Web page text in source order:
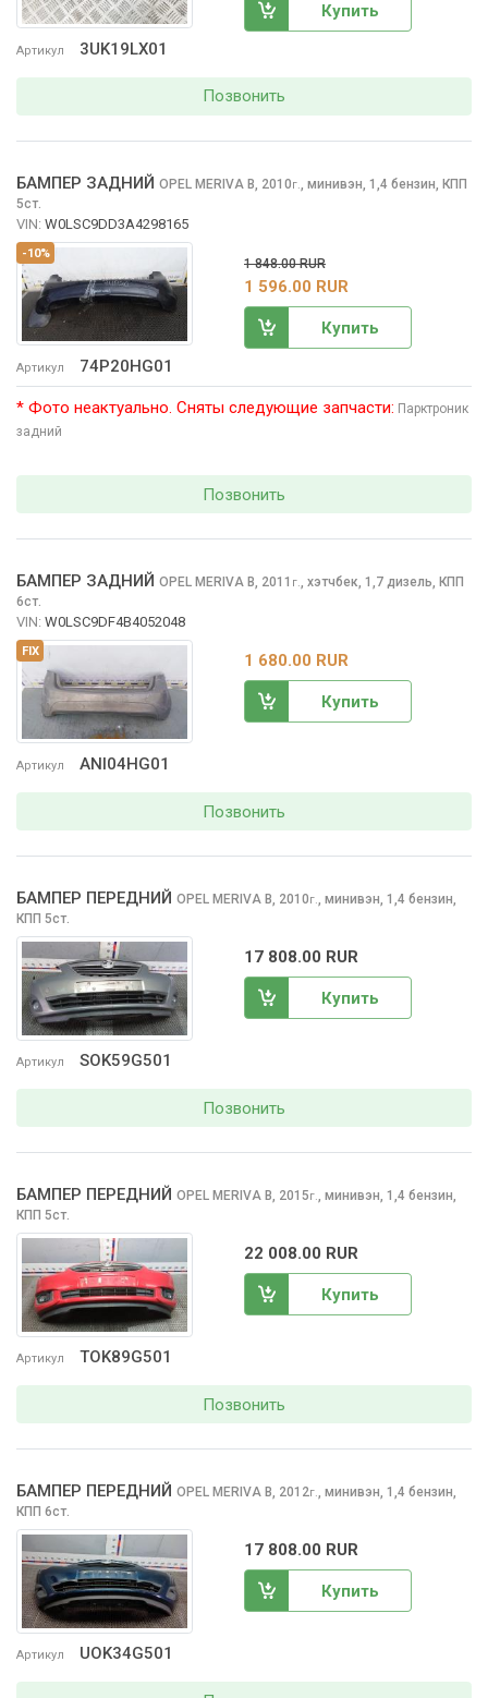
Артикул 3UK19LX01
Купить
Позвонить
-10%
Артикул 74P20HG01
БАМПЕР ЗАДНИЙ OPEL MERIVA B, 2010г.
минивэн, 1,4 бензин, КПП
5ст.
VIN: W0LSC9DD3A4298165
1 848.00 RUR
1 596.00 RUR
Купить
* Фото неактуально. Сняты следующие запчасти: Парктроник
задний
Позвонить
FIX
Артикул ANI04HG01
БАМПЕР ЗАДНИЙ OPEL MERIVA B, 2011 г. хэтчбек, 1,7 дизель, КПП
6ст.
VIN: W0LSC9DF4B4052048
1 680.00 RUR
Купить
Позвонить
Артикул SOK59G501
БАМПЕР ПЕРЕДНИЙ OPEL MERIVA B, 2010г. минивэн, 1,4 бензин,
КПП 5ст.
17 808.00 RUR
Купить
Позвонить
Артикул TOK89G501
БАМПЕР ПЕРЕДНИЙ OPEL MERIVA B, 2015г. минивэн, 1,4 бензин,
КПП 5ст.
22 008.00 RUR
Купить
Позвонить
Артикул UOK34G501
БАМПЕР ПЕРЕДНИЙ OPEL MERIVA B, 2012г., минивэн, 1,4 бензин,
КПП 6ст.
17 808.00 RUR
Купить